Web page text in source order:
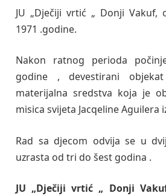
JU „Dječiji vrtić „ Donji Vakuf,
1971 .godine.
Nakon ratnog perioda
godine , devestirani
materijalna sredstva koja je
misica svijeta Jacqeline Aguilera
Rad sa djecom odvija se u
uzrasta od tri do šest godina .
JU „Dječiji vrtić „ Donji